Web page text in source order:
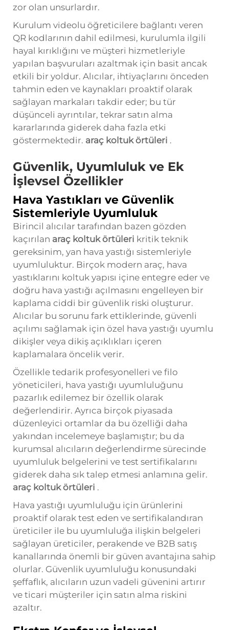
zor olan unsurlardır.
Kurulum videolu öğreticilere bağlantı veren
QR kodlarının dahil edilmesi, kurulumla ilgili
hayal kırıklığını ve müşteri hizmetleriyle
yapılan başvuruları azaltmak için basit ancak
etkili bir yoldur. Alıcılar, ihtiyaçlarını önceden
tahmin eden ve kaynakları proaktif olarak
sağlayan markaları takdir eder; bu tür
düşünceli ayrıntılar, tekrar satın alma
kararlarında giderek daha fazla etki
göstermektedir. araç koltuk örtüleri .
Güvenlik, Uyumluluk ve Ek
İşlevsel Özellikler
Hava Yastıkları ve Güvenlik
Sistemleriyle Uyumluluk
Birincil alıcılar tarafından bazen gözden
kaçırılan araç koltuk örtüleri kritik teknik
gereksinim, yan hava yastığı sistemleriyle
uyumluluktur. Birçok modern araç, hava
yastıklarını koltuk yapısı içine entegre eder ve
doğru hava yastığı açılmasını engelleyen bir
kaplama ciddi bir güvenlik riski oluşturur.
Alıcılar bu sorunu fark ettiklerinde, güvenli
açılımı sağlamak için özel hava yastığı uyumlu
dikişler veya dikiş açıklıkları içeren
kaplamalara öncelik verir.
Özellikle tedarik profesyonelleri ve filo
yöneticileri, hava yastığı uyumluluğunu
pazarlık edilemez bir özellik olarak
değerlendirir. Ayrıca birçok piyasada
düzenleyici ortamlar da bu özelliği daha
yakından incelemeye başlamıştır; bu da
kurumsal alıcıların değerlendirme sürecinde
uyumluluk belgelerini ve test sertifikalarını
giderek daha sık talep etmesi anlamına gelir.
araç koltuk örtüleri .
Hava yastığı uyumluluğu için ürünlerini
proaktif olarak test eden ve sertifikalandıran
üreticiler ile bu uyumluluğa ilişkin belgeleri
sağlayan üreticiler, perakende ve B2B satış
kanallarında önemli bir güven avantajına sahip
olurlar. Güvenlik uyumluluğu konusundaki
şeffaflık, alıcıların uzun vadeli güvenini artırır
ve ticari müşteriler için satın alma riskini
azaltır.